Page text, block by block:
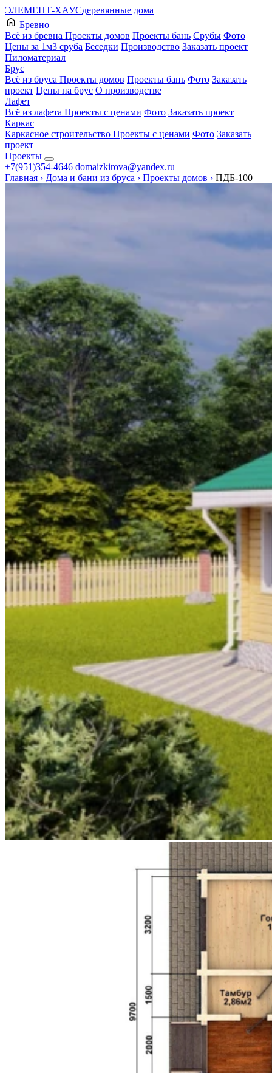
ЭЛЕМЕНТ-ХАУСдеревянные дома
Бревно
Всё из бревна Проекты домов Проекты бань Срубы Фото
Цены за 1м3 сруба Беседки Производство Заказать проект
Пиломатериал
Брус
Всё из бруса Проекты домов Проекты бань Фото Заказать
проект Цены на брус О производстве
Лафет
Всё из лафета Проекты с ценами Фото Заказать проект
Каркас
Каркасное строительство Проекты с ценами Фото Заказать
проект
Проекты
+7(951)354-4646 domaizkirova@yandex.ru
Главная › Дома и бани из бруса › Проекты домов › ПДБ-100